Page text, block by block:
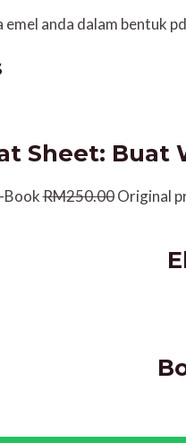
anda dalam bentuk
Sheet: Buat
BookRM250.00 Original